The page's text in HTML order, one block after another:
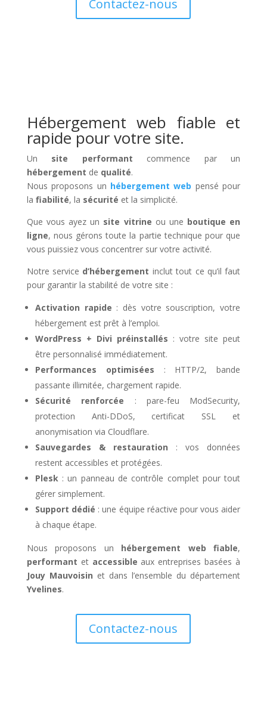
Contactez-nous
Hébergement web fiable et
rapide pour votre site.
Un site performant commence par un
hébergement de qualité.
Nous proposons un hébergement web pensé pour
la fiabilité, la sécurité et la simplicité.
Que vous ayez un site vitrine ou une boutique en
ligne, nous gérons toute la partie technique pour que
vous puissiez vous concentrer sur votre activité.
Notre service d’hébergement inclut tout ce qu’il faut
pour garantir la stabilité de votre site :
Activation rapide : dès votre souscription, votre
hébergement est prêt à l’emploi.
WordPress + Divi préinstallés : votre site peut
être personnalisé immédiatement.
Performances optimisées : HTTP/2, bande
passante illimitée, chargement rapide.
Sécurité renforcée : pare-feu ModSecurity,
protection Anti-DDoS, certificat SSL et
anonymisation via Cloudflare.
Sauvegardes & restauration : vos données
restent accessibles et protégées.
Plesk: un panneau de contrôle complet pour tout
gérer simplement.
Support dédié : une équipe réactive pour vous aider
à chaque étape.
Nous proposons un hébergement web fiable,
performant et accessible aux entreprises basées à
Jouy Mauvoisin et dans l’ensemble du département
Yvelines.
Contactez-nous